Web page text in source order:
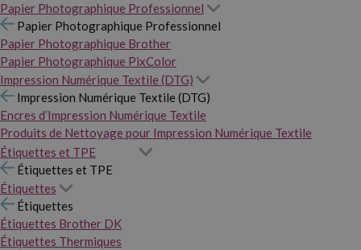
Papier Photographique Professionnel
Papier Photographique Professionnel
Papier Photographique Brother
Papier Photographique PixColor
Impression Numérique Textile (DTG)
Impression Numérique Textile (DTG)
Encres d’Impression Numérique Textile
Produits de Nettoyage pour Impression Numérique Textile
Étiquettes et TPE
Étiquettes et TPE
Étiquettes
Étiquettes
Étiquettes Brother DK
Étiquettes Thermiques